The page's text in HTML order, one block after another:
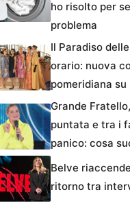
ho risolto per
problema
Il Paradiso
orario: nuova
pomeridiana su
Grande
puntata e tra i
panico: cosa
Belve
ritorno tra